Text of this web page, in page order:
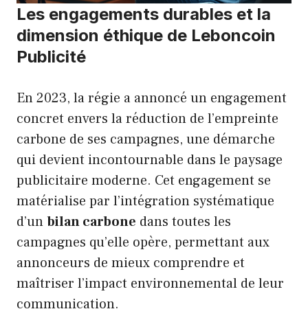
Les engagements durables et la
dimension éthique de Leboncoin
Publicité
En 2023, la régie a annoncé un engagement
concret envers la réduction de l’empreinte
carbone de ses campagnes, une démarche
qui devient incontournable dans le paysage
publicitaire moderne. Cet engagement se
matérialise par l’intégration systématique
d’unbilan carbone dans toutes les
campagnes qu’elle opère, permettant aux
annonceurs de mieux comprendre et
maîtriser l’impact environnemental de leur
communication.